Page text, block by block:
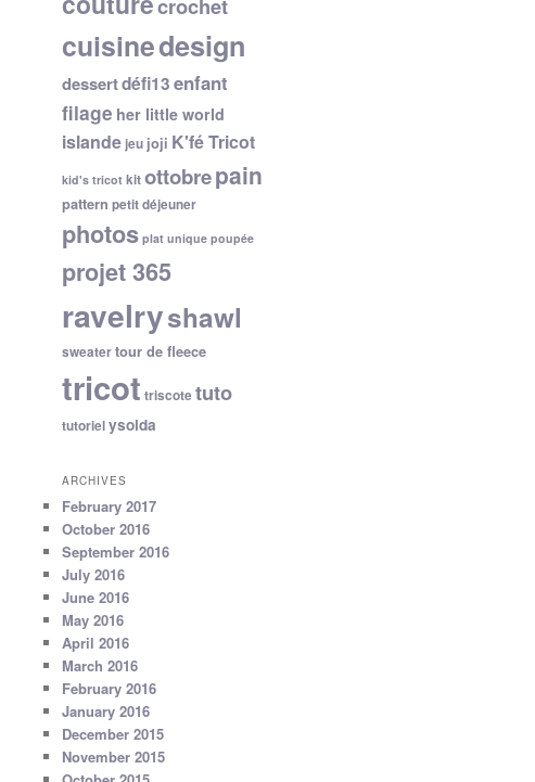
crochet
cuisinedesign
dessertdéfi13enfant
filage her little world
islande jeu joji K'fé Tricot
kid's tricot kitottobrepain
pattern petit déjeuner
photos plat unique poupée
projet 365
ravelryshawl
sweatertour de fleece
tricot triscote tuto
tutorielysolda
ARCHIVES
February 2017
October 2016
September 2016
July 2016
June 2016
May 2016
April 2016
March 2016
February 2016
January 2016
December 2015
November 2015